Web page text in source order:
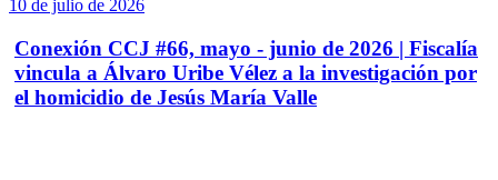
10 de julio de 2026
Conexión CCJ #66, mayo - junio de 2026 | Fiscalía
vincula a Álvaro Uribe Vélez a la investigación por
el homicidio de Jesús María Valle